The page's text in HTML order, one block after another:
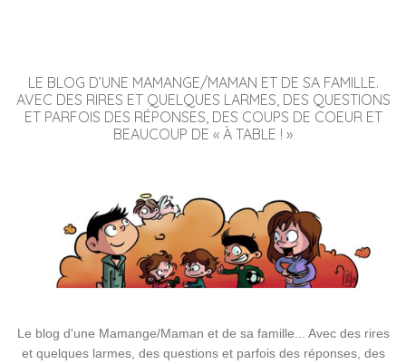
LE BLOG D’UNE MAMANGE/MAMAN ET DE SA FAMILLE.
AVEC DES RIRES ET QUELQUES LARMES, DES QUESTIONS
ET PARFOIS DES RÉPONSES, DES COUPS DE COEUR ET
BEAUCOUP DE « À TABLE ! »
Le blog d'une Mamange/Maman et de sa famille... Avec des rires
et quelques larmes, des questions et parfois des réponses, des